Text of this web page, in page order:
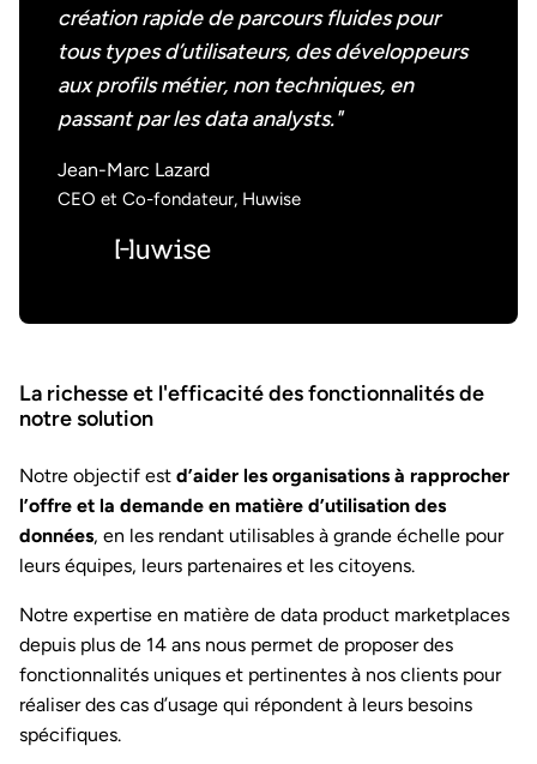
création rapide de parcours fluides pour
tous types d’utilisateurs, des développeurs
aux profils métier, non techniques, en
passant par les data analysts."
Jean-Marc Lazard
CEO et Co-fondateur, Huwise
La richesse et l'efficacité des fonctionnalités de
notre solution
Notre objectif est d’aider les organisations à rapprocher
l’offre et la demande en matière d’utilisation des
données, en les rendant utilisables à grande échelle pour
leurs équipes, leurs partenaires et les citoyens.
Notre expertise en matière de data product marketplaces
depuis plus de 14 ans nous permet de proposer des
fonctionnalités uniques et pertinentes à nos clients pour
réaliser des cas d’usage qui répondent à leurs besoins
spécifiques.